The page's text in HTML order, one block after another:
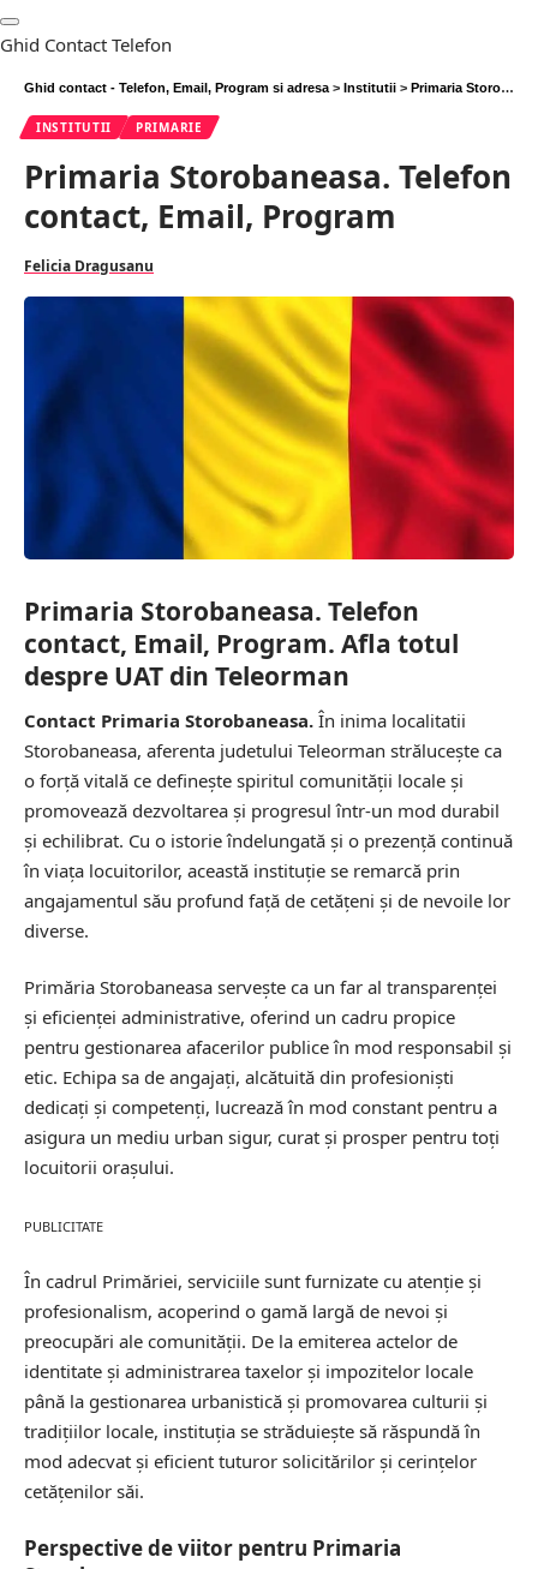
Ghid Contact Telefon
Ghid contact - Telefon, Email, Program si adresa > Institutii > Primaria Storobaneasa. Telefon contact, Email, Program
INSTITUTII PRIMARIE
Primaria Storobaneasa. Telefon
contact, Email, Program
Felicia Dragusanu
Primaria Storobaneasa. Telefon
contact, Email, Program. Afla totul
despre UAT din Teleorman
Contact Primaria Storobaneasa. În inima localitatii
Storobaneasa, aferenta judetului Teleorman strălucește ca
o forță vitală ce definește spiritul comunității locale și
promovează dezvoltarea și progresul într-un mod durabil
și echilibrat. Cu o istorie îndelungată și o prezență continuă
în viața locuitorilor, această instituție se remarcă prin
angajamentul său profund față de cetățeni și de nevoile lor
diverse.
Primăria Storobaneasa servește ca un far al transparenței
și eficienței administrative, oferind un cadru propice
pentru gestionarea afacerilor publice în mod responsabil și
etic. Echipa sa de angajați, alcătuită din profesioniști
dedicați și competenți, lucrează în mod constant pentru a
asigura un mediu urban sigur, curat și prosper pentru toți
locuitorii orașului.
PUBLICITATE
În cadrul Primăriei, serviciile sunt furnizate cu atenție și
profesionalism, acoperind o gamă largă de nevoi și
preocupări ale comunității. De la emiterea actelor de
identitate și administrarea taxelor și impozitelor locale
până la gestionarea urbanistică și promovarea culturii și
tradițiilor locale, instituția se străduiește să răspundă în
mod adecvat și eficient tuturor solicitărilor și cerințelor
cetățenilor săi.
Perspective de viitor pentru Primaria